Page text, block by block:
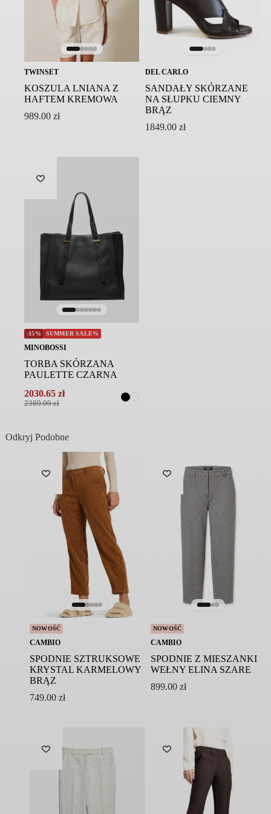
Prać oddzielnie w delikatnym detergencie po
odwróceniu na lewą stronę
Nie suszyć w suszarce bębnowej
Prasować na lewej stronie w niskiej temperaturze
Nie czyścić chemicznie oraz nie wybielać
Symbol modelu: SUGAR 0482/01/6111/099
TWINSET
KOSZULA LNIANA Z
HAFTEM KREMOWA
989.00 zł
DEL CARLO
SANDAŁY SKÓRZANE
NA SŁUPKU CIEMNY
BRĄZ
1849.00zł
-15% SUMMER SALE%
MINOBOSSI
TORBA SKÓRZANA
PAULETTE CZARNA
2389.00zł
Pierwotna
2389.00 zł.
2030.65 zł
Aktualna
2030.65 zł.
Odkryj Podobne
NOWOŚĆ
CAMBIO
SPODNIE SZTRUKSOWE
KRYSTAL KARMELOWY
BRĄZ
749.00 zł
NOWOŚĆ
CAMBIO
SPODNIE Z MIESZANKI
WEŁNY ELINA SZARE
899.00 zł